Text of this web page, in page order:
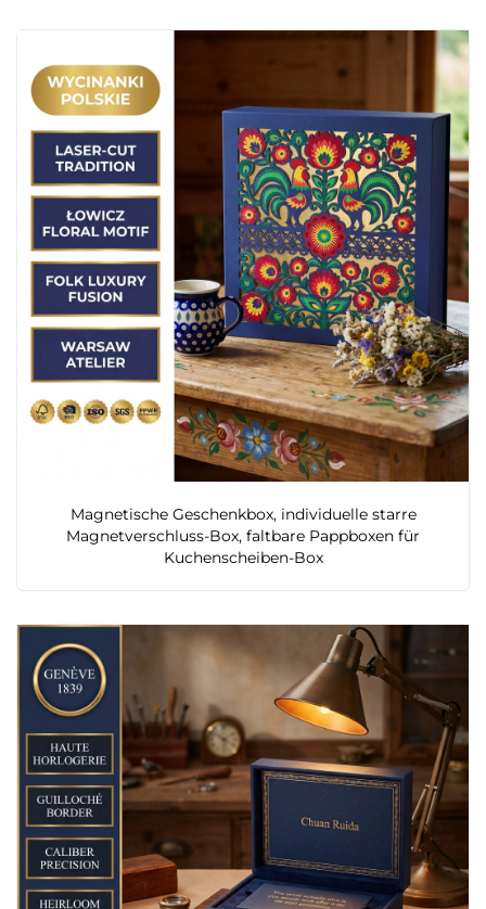
Magnetische Geschenkbox, individuelle starre
Magnetverschluss-Box, faltbare Pappboxen für
Kuchenscheiben-Box